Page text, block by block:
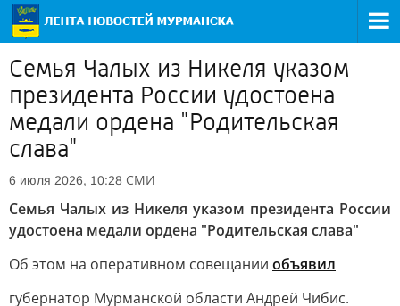
Семья Чалых из Никеля указом
президента России удостоена
медали ордена "Родительская
слава"
6 июля 2026, 10:28 СМИ
Семья Чалых из Никеля указом президента России
удостоена медали ордена "Родительская слава"
Об этом на оперативном совещании объявил
губернатор Мурманской области Андрей Чибис.